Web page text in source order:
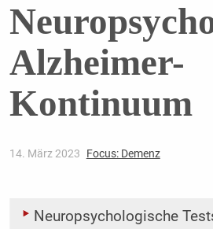
Alzheimer-
Kontinuum
14. März 2023 Focus: Demenz
Neuropsychologische